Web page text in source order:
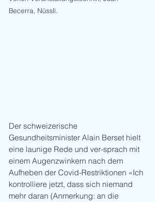
Becerra, Nüssli.
Der schweizerische
Gesundheitsminister Alain Berset hielt
eine launige Rede und ver-sprach mit
einem Augenzwinkern nach dem
Aufheben der Covid-Restriktionen «Ich
kontrolliere jetzt, dass sich niemand
mehr daran (Anmerkung: an die